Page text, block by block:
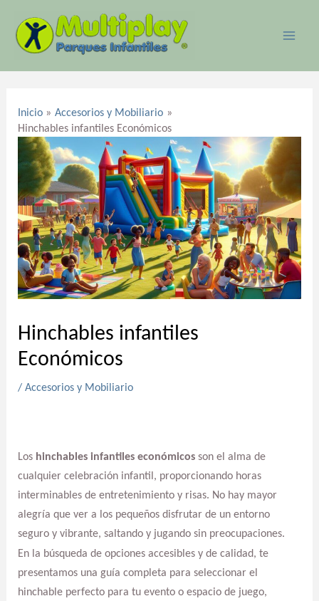
contenido
Inicio
Accesorios y Mobiliario
Hinchables infantiles Económicos
Hinchables infantiles
Económicos
/ Accesorios y Mobiliario
Los hinchables infantiles económicosson el alma de
cualquier celebración infantil, proporcionando horas
interminables de entretenimiento y risas. No hay mayor
alegría que ver a los pequeños disfrutar de un entorno
seguro y vibrante, saltando y jugando sin preocupaciones.
En la búsqueda de opciones accesibles y de calidad, te
presentamos una guía completa para seleccionar el
hinchable perfecto para tu evento o espacio de juego,
entradas